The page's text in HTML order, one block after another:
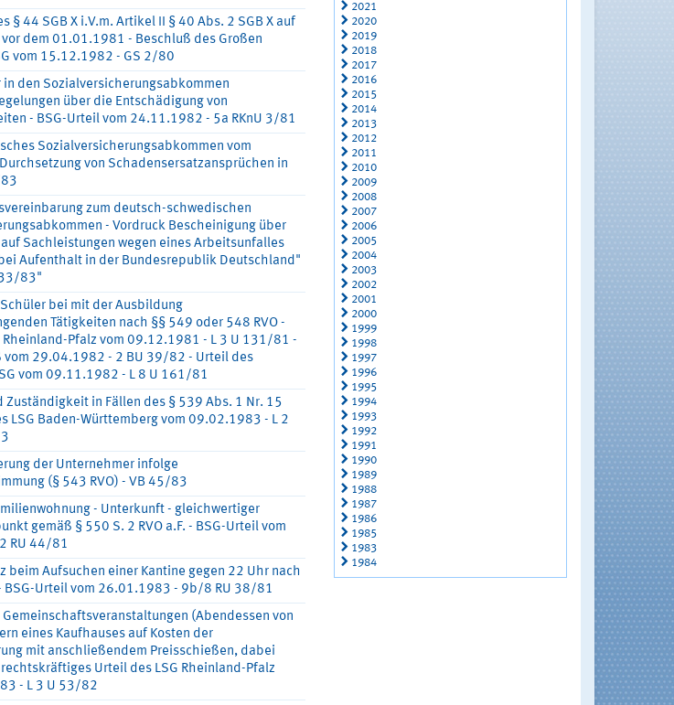
§ 44 SGB X i.V.m. Artikel II § 40 Abs. 2 SGB X auf
dem 01.01.1981 - Beschluß des Großen
vom 15.12.1982 - GS 2/80
in den Sozialversicherungsabkommen
über die Entschädigung von
- BSG-Urteil vom 24.11.1982 - 5a RKnU 3/81
Sozialversicherungsabkommen vom
von Schadensersatzansprüchen in
zum deutsch-schwedischen
- Vordruck Bescheinigung über
Sachleistungen wegen eines Arbeitsunfalles
Aufenthalt in der Bundesrepublik Deutschland"
83"
bei mit der Ausbildung
Tätigkeiten nach §§ 549 oder 548 RVO -
Rheinland-Pfalz vom 09.12.1981 - L 3 U 131/81 -
vom 29.04.1982 - 2 BU 39/82 - Urteil des
vom 09.11.1982 - L 8 U 161/81
Zuständigkeit in Fällen des § 539 Abs. 1 Nr. 15
LSG Baden-Württemberg vom 09.02.1983 - L 2
der Unternehmer infolge
(§ 543 RVO) - VB 45/83
- Unterkunft - gleichwertiger
gemäß § 550 S. 2 RVO a.F. - BSG-Urteil vom
RU 44/81
beim Aufsuchen einer Kantine gegen 22 Uhr nach
BSG-Urteil vom 26.01.1983 - 9b/8 RU 38/81
Gemeinschaftsveranstaltungen (Abendessen von
eines Kaufhauses auf Kosten der
mit anschließendem Preisschießen, dabei
Urteil des LSG Rheinland-Pfalz
- L 3 U 53/82
2021
2020
2019
2018
2017
2016
2015
2014
2013
2012
2011
2010
2009
2008
2007
2006
2005
2004
2003
2002
2001
2000
1999
1998
1997
1996
1995
1994
1993
1992
1991
1990
1989
1988
1987
1986
1985
1983
1984